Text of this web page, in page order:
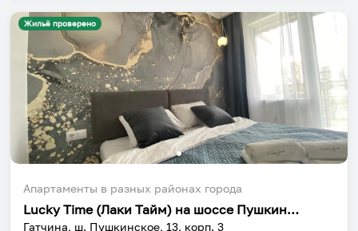
Жильё проверено
Апартаменты в разных районах города
Lucky Time (Лаки Тайм) на шоссе Пушкинское 13 корпус 3
Гатчина, ш. Пушкинское, 13, корп. 3